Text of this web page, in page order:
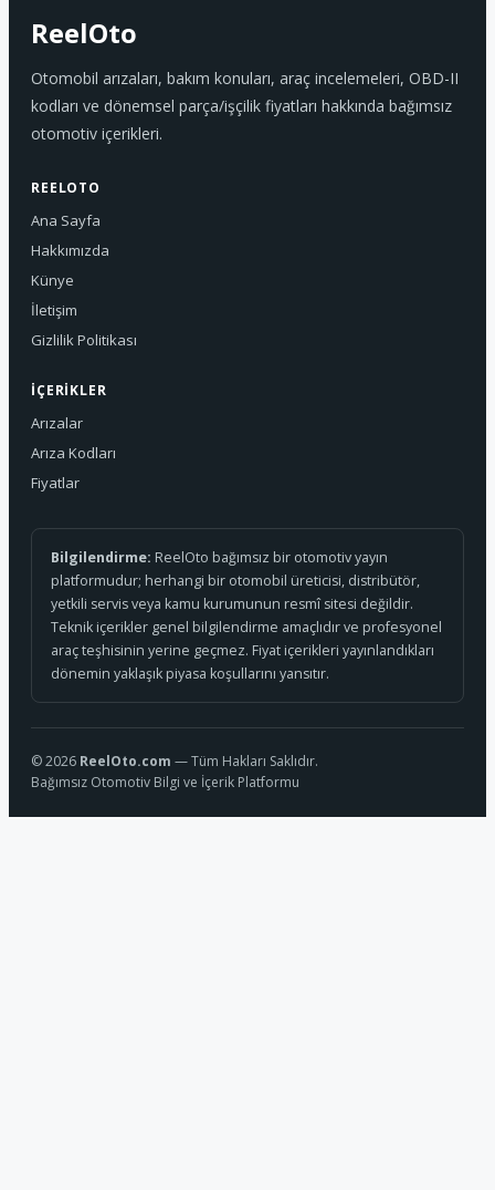
ReelOto
Otomobil arızaları, bakım konuları, araç incelemeleri, OBD-II
kodları ve dönemsel parça/işçilik fiyatları hakkında bağımsız
otomotiv içerikleri.
REELOTO
Ana Sayfa
Hakkımızda
Künye
İletişim
Gizlilik Politikası
İÇERIKLER
Arızalar
Arıza Kodları
Fiyatlar
Bilgilendirme: ReelOto bağımsız bir otomotiv yayın
platformudur; herhangi bir otomobil üreticisi, distribütör,
yetkili servis veya kamu kurumunun resmî sitesi değildir.
Teknik içerikler genel bilgilendirme amaçlıdır ve profesyonel
araç teşhisinin yerine geçmez. Fiyat içerikleri yayınlandıkları
dönemin yaklaşık piyasa koşullarını yansıtır.
© 2026 ReelOto.com — Tüm Hakları Saklıdır.
Bağımsız Otomotiv Bilgi ve İçerik Platformu